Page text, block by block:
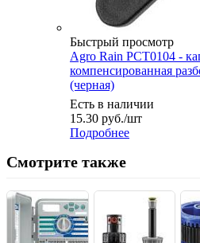
Быстрый просмотр
Agro Rain PCT0104 -
компенсированная
(черная)
Есть в наличии
15.30 руб./шт
Подробнее
Смотрите также